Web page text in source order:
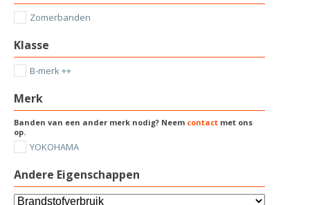
Zomerbanden
Klasse
B-merk ++
Merk
Banden van een ander merk nodig? Neem contact met ons
op.
YOKOHAMA
Andere Eigenschappen